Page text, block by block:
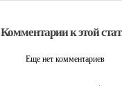
Комментарии к этой
Еще нет комментариев